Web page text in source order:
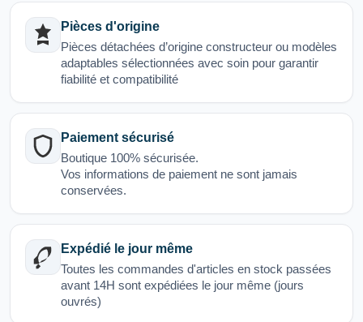
Pièces d'origine
Pièces détachées d’origine constructeur ou modèles
adaptables sélectionnées avec soin pour garantir
fiabilité et compatibilité
Paiement sécurisé
Boutique 100% sécurisée.
Vos informations de paiement ne sont jamais
conservées.
Expédié le jour même
Toutes les commandes d'articles en stock passées
avant 14H sont expédiées le jour même (jours
ouvrés)